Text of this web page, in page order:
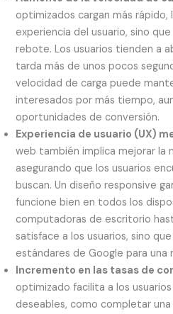
optimizados cargan más rápido,
experiencia del usuario, sino
rebote. Los usuarios tienden a
tarda más de unos pocos
velocidad de carga puede
interesados por más tiempo,
oportunidades de conversión.
Experiencia de usuario (UX)
web también implica mejorar la
asegurando que los usuarios
buscan. Un diseño responsive
funcione bien en todos los
computadoras de escritorio
satisface a los usuarios, sino
estándares de Google para una
Incremento en las tasas de
optimizado facilita a los
deseables, como completar